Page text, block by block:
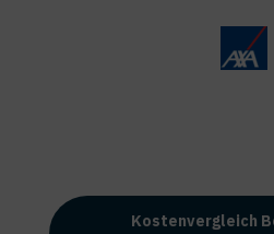
Kostenvergleich